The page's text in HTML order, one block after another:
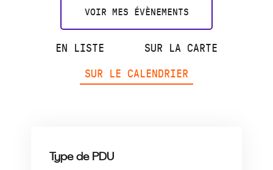
VOIR MES ÉVÈNEMENTS
EN LISTE
SUR LA CARTE
SUR LE CALENDRIER
Type de PDU